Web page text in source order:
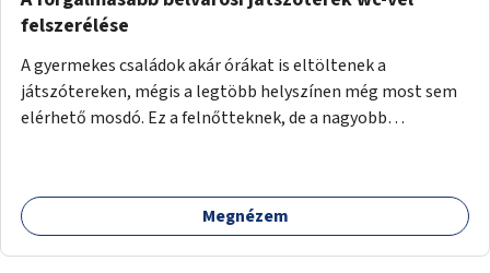
felszerélése
A gyermekes családok akár órákat is eltöltenek a
játszótereken, mégis a legtöbb helyszínen még most sem
elérhető mosdó. Ez a felnőtteknek, de a nagyobb
Megnézem